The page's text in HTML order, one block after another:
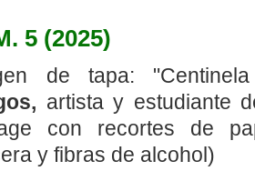
5 (2025)
de tapa:
artista y estudiante
con recortes de
y fibras de alcohol)